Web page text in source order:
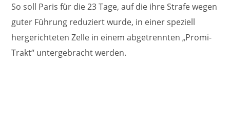
So soll Paris für die 23 Tage, auf die ihre Strafe wegen
guter Führung reduziert wurde, in einer speziell
hergerichteten Zelle in einem abgetrennten „Promi-
Trakt“ untergebracht werden.